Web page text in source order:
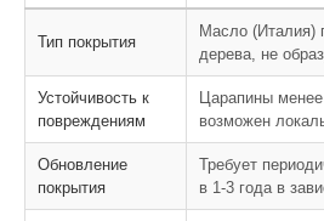
Тип покрытия
Масло (Италия)
дерева, не
Устойчивость к
повреждениям
Царапины
возможен
Обновление
покрытия
Требует
в 1-3 года в